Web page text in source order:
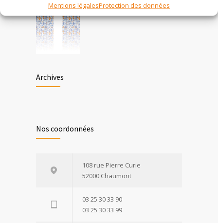
Mentions légalesProtection des données
Archives
Nos coordonnées
108 rue Pierre Curie
52000 Chaumont
03 25 30 33 90
03 25 30 33 99